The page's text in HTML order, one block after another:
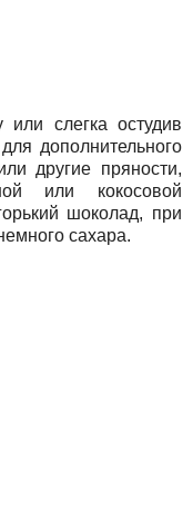
или слегка остудив
дополнительного
другие пряности,
или кокосовой
шоколад, при
сахара.